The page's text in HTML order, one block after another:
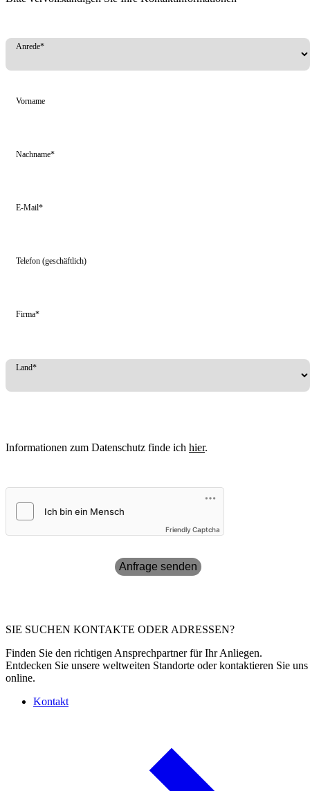
Anrede*
Vorname
Nachname*
E-Mail*
Telefon (geschäftlich)
Firma*
Land*
Informationen zum Datenschutz finde ich hier.
Friendly Captcha
Anfrage senden
SIE SUCHEN KONTAKTE ODER ADRESSEN?
Finden Sie den richtigen Ansprechpartner für Ihr Anliegen.
Entdecken Sie unsere weltweiten Standorte oder kontaktieren Sie uns
online.
Kontakt